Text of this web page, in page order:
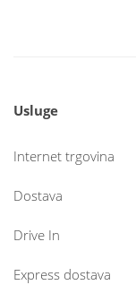
Usluge
Internet trgovina
Dostava
Drive In
Express dostava